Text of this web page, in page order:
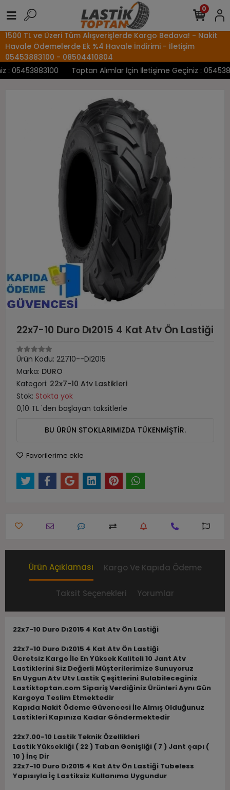
1500 TL ve Üzeri Tüm Alışverişlerde Kargo Bedava! - Nakit
Havale Ödemelerde Ek %4 Havale İndirimi - İletişim
05453883100 - 08504410804
Toptan Alımlar İçin İletişime Geçiniz :
0
22x7-10 Duro Dı2015 4 Kat Atv Ön Lastiği
Ürün Kodu: 22710--DI2015
Marka: DURO
Kategori: 22x7-10 Atv Lastikleri
Stok: Stokta yok
0,10 TL 'den başlayan taksitlerle
BU ÜRÜN STOKLARIMIZDA TÜKENMİŞTİR.
Favorilerime ekle
Ürün Açıklaması Kargo Ve Kapıda Ödeme
Taksit Seçenekleri Yorumlar
22x7-10 Duro Dı2015 4 Kat Atv Ön Lastiği
22x7-10 Duro Dı2015 4 Kat Atv Ön Lastiği
Ücretsiz Kargo İle En Yüksek Kaliteli 10 Jant Atv
Lastiklerini Siz Değerli Müşterilerimize Sunuyoruz
En Uygun Atv Utv Lastik Çeşitlerini Bulabileceginiz
Lastiktoptan.com Sipariş Verdiğiniz Ürünleri Aynı Gün
Kargoya Teslim Etmektedir
Kapıda Nakit Ödeme Güvencesi İle Almış Olduğunuz
Lastikleri Kapınıza Kadar Göndermektedir
22x7.00-10 Lastik Teknik Özellikleri
Lastik Yüksekliği ( 22 ) Taban Genişliği ( 7 ) Jant çapı (
10 ) İnç Dir
22x7-10 Duro Dı2015 4 Kat Atv Ön Lastiği Tubeless
Yapısıyla İç Lastiksiz Kullanıma Uygundur